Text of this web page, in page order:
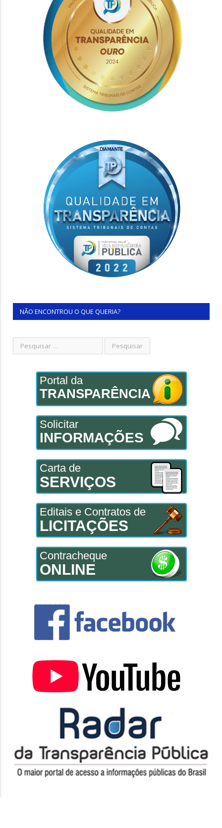
NÃO ENCONTROU O QUE QUERIA?
Portal da
TRANSPARÊNCIA
Solicitar
INFORMAÇÕES
Carta de
SERVIÇOS
Editais e Contratos de
LICITAÇÕES
Contracheque
ONLINE